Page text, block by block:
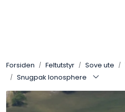
Forsiden Feltutstyr Sove ute
Snugpak Ionosphere
Bekledning
Lys og Lykter